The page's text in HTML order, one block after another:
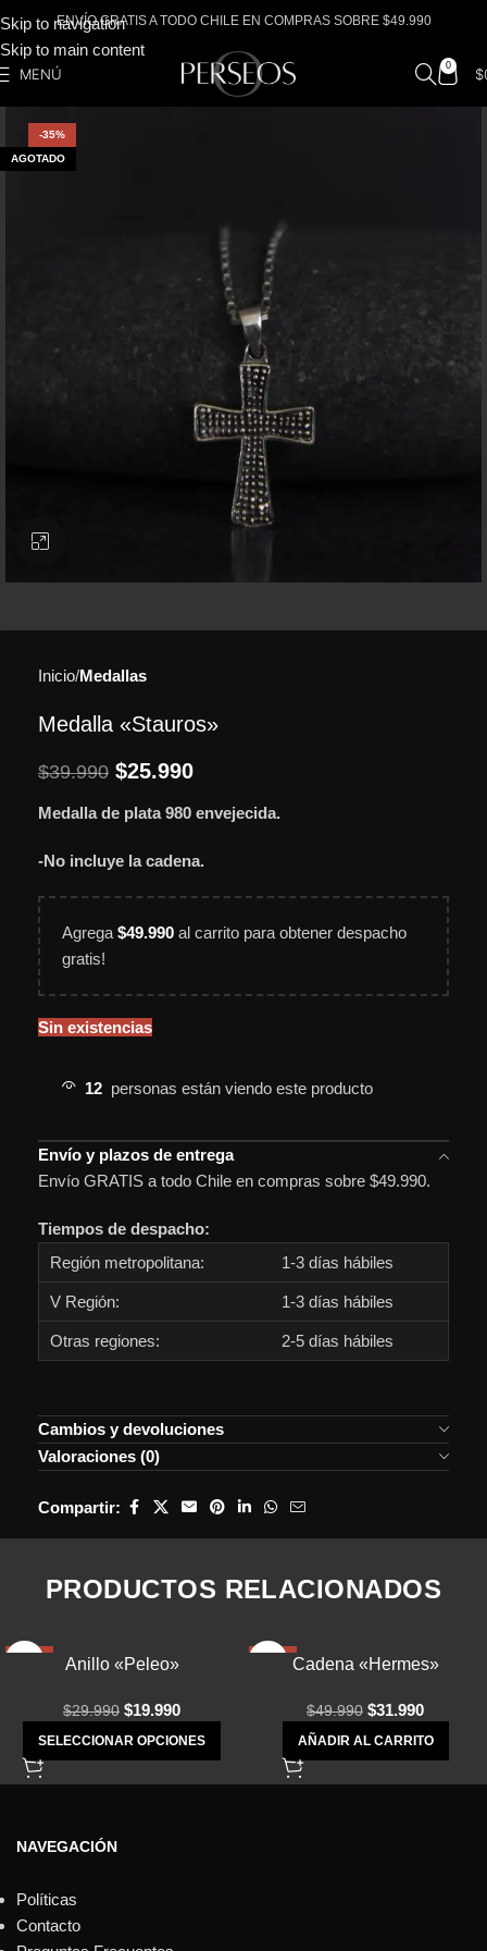
Skip to navigation
Skip to main content
ENVÍO GRATIS A TODO CHILE EN COMPRAS SOBRE $49.990
MENÚ 0 $
-35%
AGOTADO
Inicio Medallas
Medalla «Stauros»
$39.990 $25.990
Medalla de plata 980 envejecida.
-No incluye la cadena.
Agrega $49.990 al carrito para obtener despacho
gratis!
Sin existencias
12 personas están viendo este producto
Envío y plazos de entrega
Envío GRATIS a todo Chile en compras sobre $49.990.
Tiempos de despacho:
Región metropolitana:
1-3 días hábiles
V Región: 1-3 días hábiles
Otras regiones: 2-5 días hábiles
Cambios y devoluciones
Valoraciones (0)
Compartir:
PRODUCTOS RELACIONADOS
Anillo «Peleo»
$29.990 $19.990
SELECCIONAR OPCIONES
Cadena «Hermes»
$49.990 $31.990
AÑADIR AL CARRITO
NAVEGACIÓN
Políticas
Contacto